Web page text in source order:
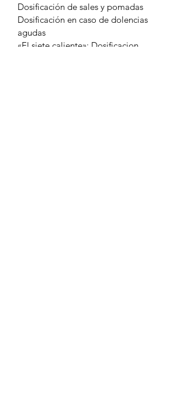
Dosificación de sales y pomadas
Dosificación en caso de dolencias
agudas
«El siete caliente»: Dosificacion